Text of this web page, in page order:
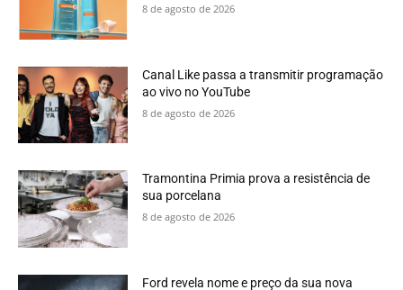
8 de agosto de 2026
Canal Like passa a transmitir programação
ao vivo no YouTube
8 de agosto de 2026
Tramontina Primia prova a resistência de
sua porcelana
8 de agosto de 2026
Ford revela nome e preço da sua nova